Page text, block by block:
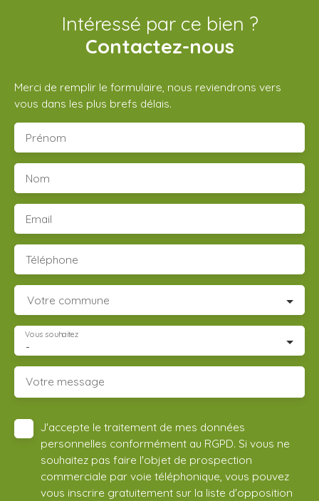
Intéressé par ce bien ?
Contactez-nous
Merci de remplir le formulaire, nous reviendrons vers
vous dans les plus brefs délais.
Prénom
Nom
Email
Téléphone
Votre commune
-
Vous souhaitez
Votre message
J'accepte le traitement de mes données
personnelles conformément au RGPD. Si vous ne
souhaitez pas faire l'objet de prospection
commerciale par voie téléphonique, vous pouvez
vous inscrire gratuitement sur la liste d'opposition